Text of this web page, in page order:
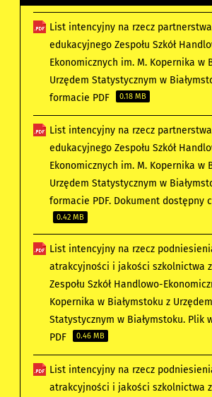
List intencyjny na rzecz partnerstwa
edukacyjnego Zespołu Szkół
Ekonomicznych im. M. Kopernika w
Urzędem Statystycznym w
formacie PDF
0.18 MB
List intencyjny na rzecz partnerstwa
edukacyjnego Zespołu Szkół
Ekonomicznych im. M. Kopernika w
Urzędem Statystycznym w
formacie PDF. Dokument dostępny
0.42 MB
List intencyjny na rzecz
atrakcyjności i jakości szkolnictwa
Zespołu Szkół Handlowo-
Kopernika w Białymstoku z Urzędem
Statystycznym w Białymstoku. Plik
PDF
0.46 MB
List intencyjny na rzecz
atrakcyjności i jakości szkolnictwa